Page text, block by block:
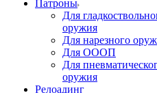
Патроны
Для
оружия
Для нарезного
Для ОООП
Для
оружия
Релоадинг